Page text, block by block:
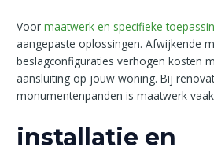
Voormaatwerk en specifieke
aangepaste oplossingen. Afwijkende
beslagconfiguraties verhogen kosten
aansluiting op jouw woning. Bij
monumentenpanden is maatwerk
installatie en